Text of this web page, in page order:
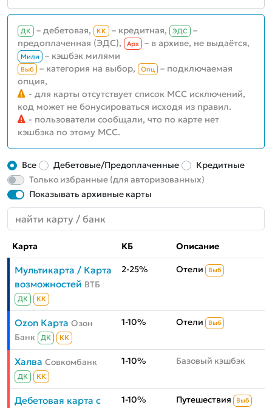
ДК – дебетовая, КК – кредитная, ЭДС
–
предоплаченная (ЭДС),
Aрх – в архиве, не выдаётся,
Мили – кэшбэк милями
Выб – категория на выбор, Опц
– подключаемая
опция,
- для карты отсутствует список MCC исключений,
код может не бонусироваться исходя из правил.
- пользователи сообщали, что по карте нет
кэшбэка по этому MCC.
Все Дебетовые/Предоплаченные
Кредитные
Только избранные (для авторизованных)
Показывать архивные карты
Карта КБ Описание
Мультикарта / Карта
возможностей ВТБ
ДК КК
2-25% Отели Выб
Ozon Карта Озон
Банк
ДК КК
1-10% Отели Выб
Халва Совкомбанк
ДК КК
1-10% Базовый кэшбэк
Дебетовая карта с
1-10% Путешествия Выб